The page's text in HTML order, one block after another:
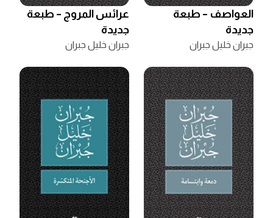
العواصف – طبعة
جديدة
جبران خليل جبران
عرائس المروج – طبعة
جديدة
جبران خليل جبران